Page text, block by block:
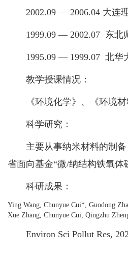
2002.09 — 2006.04 大连理
1999.09 — 2002.07 东北
1995.09 — 1999.07 北华
教学授课情况：
《环境化学》、《环境材
科学研究：
主要从事纳米材料的制备
省面向基金“微/纳结构铁氧体
科研成果：
Ying Wang, Chunyue Cui*, Guodong
Xue Zhang, Chunyue Cui, Qingzhu
Environ Sci Pollut Res,